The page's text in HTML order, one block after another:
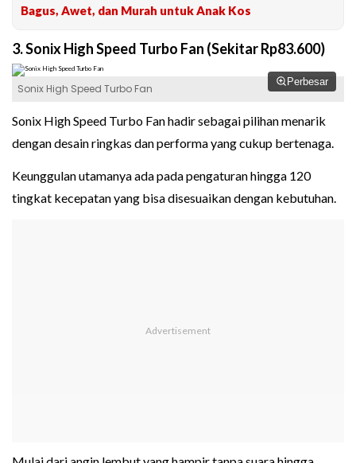
Bagus, Awet, dan Murah untuk Anak Kos
3. Sonix High Speed Turbo Fan (Sekitar Rp83.600)
Perbesar
Sonix High Speed Turbo Fan
Sonix High Speed Turbo Fan hadir sebagai pilihan menarik
dengan desain ringkas dan performa yang cukup bertenaga.
Keunggulan utamanya ada pada pengaturan hingga 120
tingkat kecepatan yang bisa disesuaikan dengan kebutuhan.